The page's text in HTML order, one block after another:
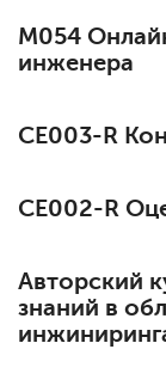
М054
инженера
СЕ003-R
СЕ002-R
Авторский
знаний в